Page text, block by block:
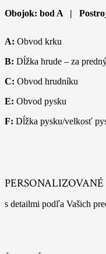
Obojok: bod A |
A: Obvod krku
B: Dĺžka hrude – za
C: Obvod hrudníku
E: Obvod pysku
F: Dĺžka pysku/velkosť
s detailmi podľa Vašich